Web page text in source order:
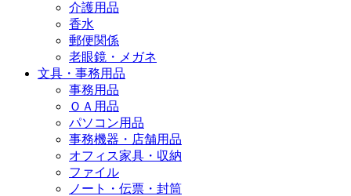
介護用品
香水
郵便関係
老眼鏡・メガネ
文具・事務用品
事務用品
ＯＡ用品
パソコン用品
事務機器・店舗用品
オフィス家具・収納
ファイル
ノート・伝票・封筒